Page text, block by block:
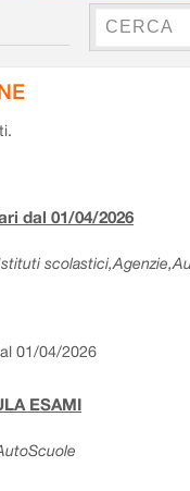
dal 01/04/2026
01/04/2026
ESAMI